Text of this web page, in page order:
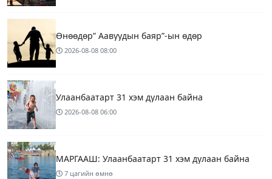
Өнөөдөр” Аавуудын баяр”-ын өдөр
2026-08-08 08:00
Улаанбаатарт 31 хэм дулаан байна
2026-08-08 06:00
МАРГААШ: Улаанбаатарт 31 хэм дулаан байна
7 цагийн өмнө